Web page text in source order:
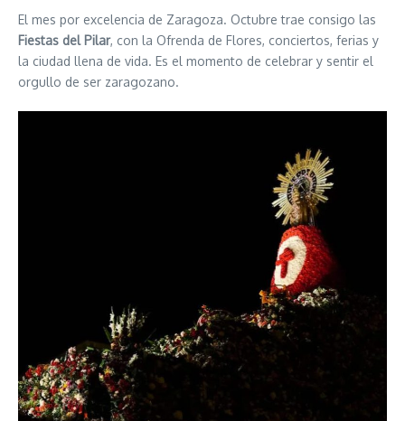
El mes por excelencia de Zaragoza. Octubre trae consigo las
Fiestas del Pilar, con la Ofrenda de Flores, conciertos, ferias y
la ciudad llena de vida. Es el momento de celebrar y sentir el
orgullo de ser zaragozano.